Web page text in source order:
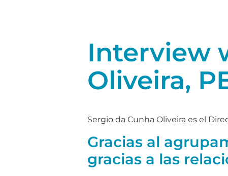
Interview
Oliveira,
Sergio da Cunha Oliveira es el
Gracias al
gracias a las